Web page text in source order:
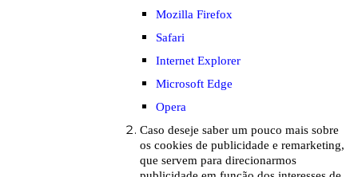
Mozilla Firefox
Safari
Internet Explorer
Microsoft Edge
Opera
Caso deseje saber um pouco mais sobre
os cookies de publicidade e remarketing,
que servem para direcionarmos